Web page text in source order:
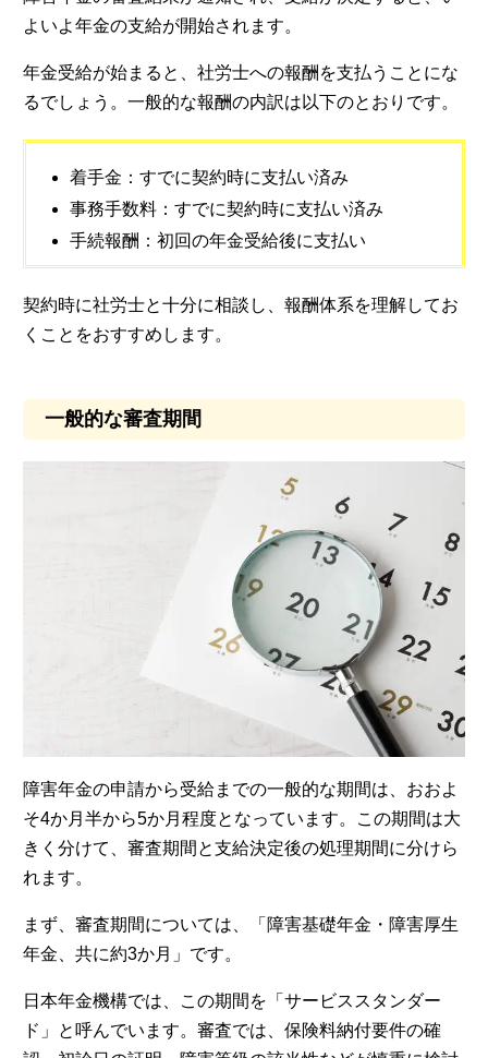
よいよ年金の支給が開始されます。
年金受給が始まると、社労士への報酬を支払うことにな
るでしょう。一般的な報酬の内訳は以下のとおりです。
着手金：すでに契約時に支払い済み
事務手数料：すでに契約時に支払い済み
手続報酬：初回の年金受給後に支払い
契約時に社労士と十分に相談し、報酬体系を理解してお
くことをおすすめします。
一般的な審査期間
障害年金の申請から受給までの一般的な期間は、おおよ
そ4か月半から5か月程度となっています。この期間は大
きく分けて、審査期間と支給決定後の処理期間に分けら
れます。
まず、審査期間については、「障害基礎年金・障害厚生
年金、共に約3か月」です。
日本年金機構では、この期間を「サービススタンダー
ド」と呼んでいます。審査では、保険料納付要件の確